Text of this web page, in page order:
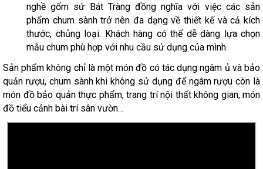
nghề gốm sứ Bát Tràng đồng nghĩa với việc các sản
phẩm chum sành trở nên đa dạng về thiết kế và cả kích
thước, chủng loại. Khách hàng có thể dễ dàng lựa chọn
mẫu chum phù hợp với nhu cầu sử dụng của mình.
Sản phẩm không chỉ là một món đồ có tác dụng ngâm ủ và bảo
quản rượu, chum sành khi không sử dụng để ngâm rượu còn là
món đồ bảo quản thực phẩm, trang trí nội thất không gian, món
đồ tiểu cảnh bài trí sân vườn…